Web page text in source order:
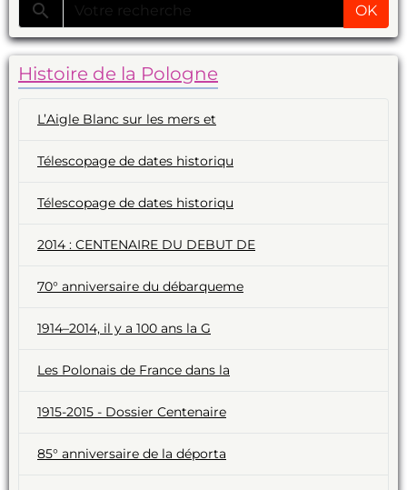
OK
Histoire de la Pologne
L’Aigle Blanc sur les mers et
Télescopage de dates historiqu
Télescopage de dates historiqu
2014 : CENTENAIRE DU DEBUT DE
70° anniversaire du débarqueme
1914–2014, il y a 100 ans la G
Les Polonais de France dans la
1915-2015 - Dossier Centenaire
85° anniversaire de la déporta